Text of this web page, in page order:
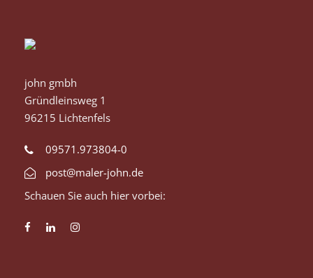
john gmbh
Gründleinsweg 1
96215 Lichtenfels
09571.973804-0
post@maler-john.de
Schauen Sie auch hier vorbei: